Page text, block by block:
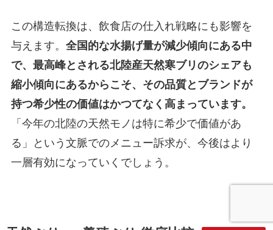
この構造転換は、飲食店の仕入れ戦略にも影響を
与えます。 全国的な水揚げ量が減少傾向にある中
で、最高峰とされる北陸産天然寒ブリのシェアも
縮小傾向にあるからこそ、その品質とブランドが
持つ希少性の価値はかつてなく高まっています。
「今年の北陸の天然モノは特に希少で価値があ
る」という文脈でのメニュー訴求が、今後はより
一層有効になっていくでしょう。